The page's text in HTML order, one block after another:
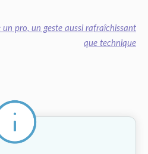
un pro, un geste aussi rafraîchissant
que technique